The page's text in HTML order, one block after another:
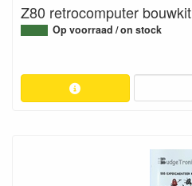
Z80 retrocomputer bouwkit
Op voorraad / on stock